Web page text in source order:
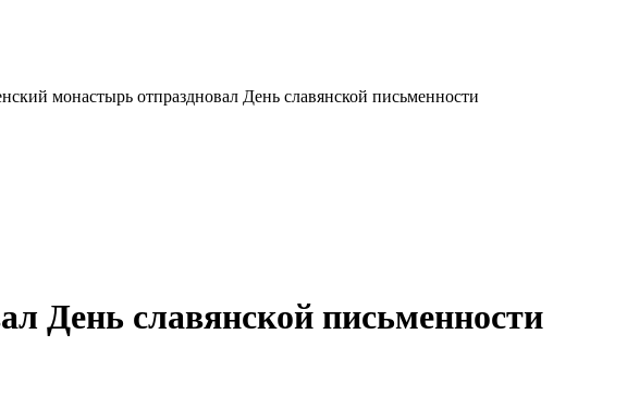
монастырь отпраздновал День славянской письменности
День славянской письменности